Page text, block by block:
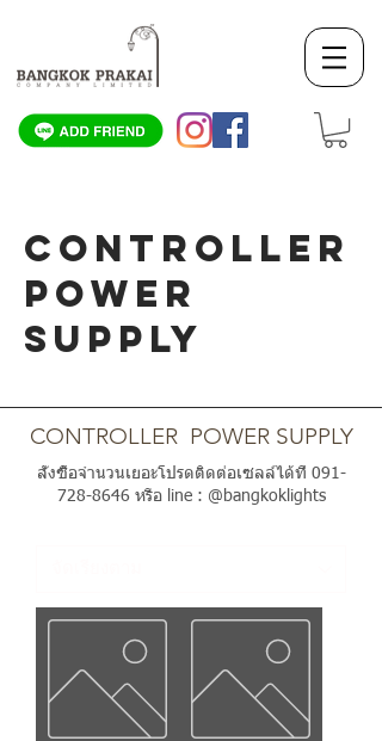
CONTROLLER
POWER
SUPPLY
CONTROLLER POWER SUPPLY
สั่งซื้อจำนวนเยอะโปรดติดต่อเซลล์ได้ที่ 091-
728-8646หรือ line : @bangkoklights